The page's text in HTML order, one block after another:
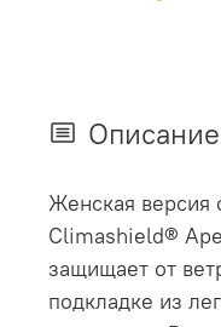
Описание
Женская версия
Climashield®
защищает от
подкладке из